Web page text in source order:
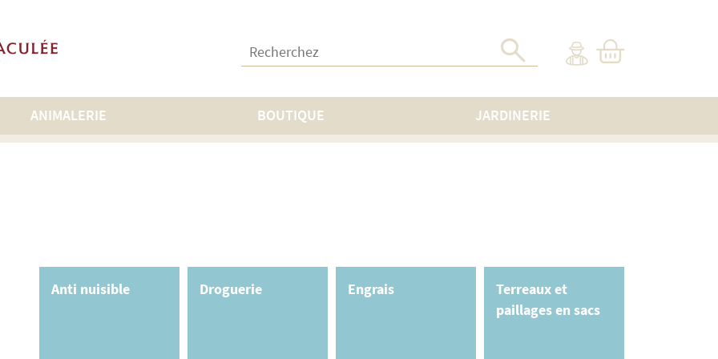
Recherchez :
ANIMALERIE BOUTIQUE JARDINERIE
Anti nuisible Droguerie Engrais
Terreaux et
paillages en sacs